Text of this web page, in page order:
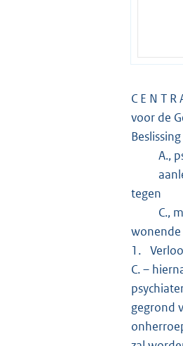
C E N T R
voor de
A.,
aanleg,
tegen
C.,
wonende
1.
C. –
gegrond